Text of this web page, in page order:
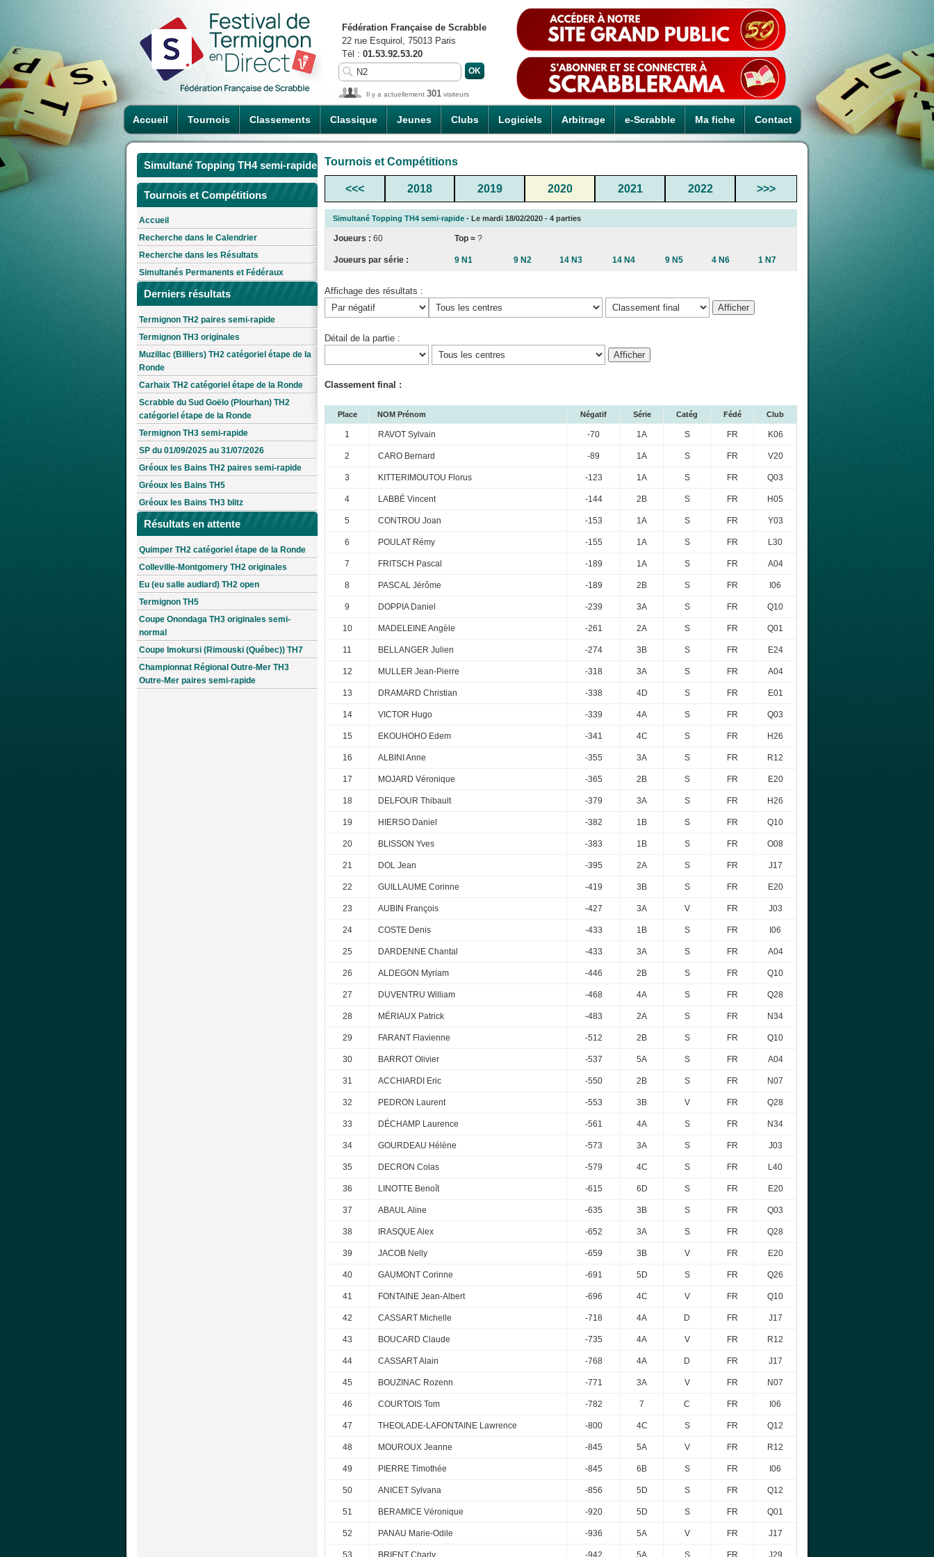
Accueil Tournois Classements Classique Jeunes Clubs Logiciels Arbitrage e-Scrabble Ma fiche Contact
Fédération Française de Scrabble
22 rue Esquirol, 75013 Paris
Tél : 01.53.92.53.20
Il y a actuellement 301 visiteurs
Simultané Topping TH4 semi-rapide
Tournois et Compétitions
Accueil
Recherche dans le Calendrier
Recherche dans les Résultats
Simultanés Permanents et Fédéraux
Derniers résultats
Termignon TH2 paires semi-rapide
Termignon TH3 originales
Muzillac (Billiers) TH2 catégoriel étape de la
Ronde
Carhaix TH2 catégoriel étape de la Ronde
Scrabble du Sud Goëlo (Plourhan) TH2
catégoriel étape de la Ronde
Termignon TH3 semi-rapide
SP du 01/09/2025 au 31/07/2026
Gréoux les Bains TH2 paires semi-rapide
Gréoux les Bains TH5
Gréoux les Bains TH3 blitz
Résultats en attente
Quimper TH2 catégoriel étape de la Ronde
Colleville-Montgomery TH2 originales
Eu (eu salle audiard) TH2 open
Termignon TH5
Coupe Onondaga TH3 originales semi-
normal
Coupe Imokursi (Rimouski (Québec)) TH7
Championnat Régional Outre-Mer TH3
Outre-Mer paires semi-rapide
Tournois et Compétitions
<<< 2018 2019 2020 2021 2022 >>>
Simultané Topping TH4 semi-rapide - Le mardi 18/02/2020 - 4 parties
Joueurs : 60 Top = ?
Joueurs par série : 9 N1 9 N2 14 N3 14 N4 9 N5 4 N6 1 N7
Affichage des résultats :
Détail de la partie :
Classement final :
Place NOM Prénom Négatif Série Catég Fédé Club
1 RAVOT Sylvain -70 1A S FR K06
2 CARO Bernard -89 1A S FR V20
3 KITTERIMOUTOU Florus -123 1A S FR Q03
4 LABBÉ Vincent -144 2B S FR H05
5 CONTROU Joan -153 1A S FR Y03
6 POULAT Rémy -155 1A S FR L30
7 FRITSCH Pascal -189 1A S FR A04
8 PASCAL Jérôme -189 2B S FR I06
9 DOPPIA Daniel -239 3A S FR Q10
10 MADELEINE Angèle -261 2A S FR Q01
11 BELLANGER Julien -274 3B S FR E24
12 MULLER Jean-Pierre -318 3A S FR A04
13 DRAMARD Christian -338 4D S FR E01
14 VICTOR Hugo -339 4A S FR Q03
15 EKOUHOHO Edem -341 4C S FR H26
16 ALBINI Anne -355 3A S FR R12
17 MOJARD Véronique -365 2B S FR E20
18 DELFOUR Thibault -379 3A S FR H26
19 HIERSO Daniel -382 1B S FR Q10
20 BLISSON Yves -383 1B S FR O08
21 DOL Jean -395 2A S FR J17
22 GUILLAUME Corinne -419 3B S FR E20
23 AUBIN François -427 3A V FR J03
24 COSTE Denis -433 1B S FR I06
25 DARDENNE Chantal -433 3A S FR A04
26 ALDEGON Myriam -446 2B S FR Q10
27 DUVENTRU William -468 4A S FR Q28
28 MÉRIAUX Patrick -483 2A S FR N34
29 FARANT Flavienne -512 2B S FR Q10
30 BARROT Olivier -537 5A S FR A04
31 ACCHIARDI Eric -550 2B S FR N07
32 PEDRON Laurent -553 3B V FR Q28
33 DÉCHAMP Laurence -561 4A S FR N34
34 GOURDEAU Hélène -573 3A S FR J03
35 DECRON Colas -579 4C S FR L40
36 LINOTTE Benoît -615 6D S FR E20
37 ABAUL Aline -635 3B S FR Q03
38 IRASQUE Alex -652 3A S FR Q28
39 JACOB Nelly -659 3B V FR E20
40 GAUMONT Corinne -691 5D S FR Q26
41 FONTAINE Jean-Albert -696 4C V FR Q10
42 CASSART Michelle -718 4A D FR J17
43 BOUCARD Claude -735 4A V FR R12
44 CASSART Alain -768 4A D FR J17
45 BOUZINAC Rozenn -771 3A V FR N07
46 COURTOIS Tom -782 7 C FR I06
47 THEOLADE-LAFONTAINE Lawrence -800 4C S FR Q12
48 MOUROUX Jeanne -845 5A V FR R12
49 PIERRE Timothée -845 6B S FR I06
50 ANICET Sylvana -856 5D S FR Q12
51 BERAMICE Véronique -920 5D S FR Q01
52 PANAU Marie-Odile -936 5A V FR J17
53 BRIENT Charly -942 5A S FR J29